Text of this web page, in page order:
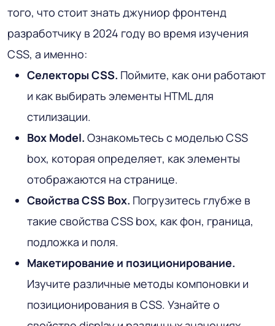
того, что стоит знать джуниор фронтенд
разработчику в 2024 году во время изучения
CSS, а именно:
Селекторы CSS. Поймите, как они работают
и как выбирать элементы HTML для
стилизации.
Box Model. Ознакомьтесь с моделью CSS
box, которая определяет, как элементы
отображаются на странице.
Свойства CSS Box. Погрузитесь глубже в
такие свойства CSS box, как фон, граница,
подложка и поля.
Макетирование и позиционирование.
Изучите различные методы компоновки и
позиционирования в CSS. Узнайте о